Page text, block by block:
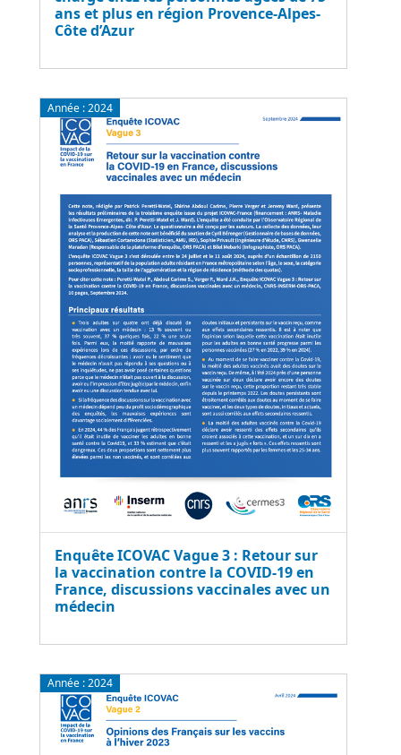
ans et plus en région Provence-Alpes-
Côte d’Azur
Année :2024
Enquête ICOVAC Vague 3 : Retour sur
la vaccination contre la COVID-19 en
France, discussions vaccinales avec un
médecin
Année :2024